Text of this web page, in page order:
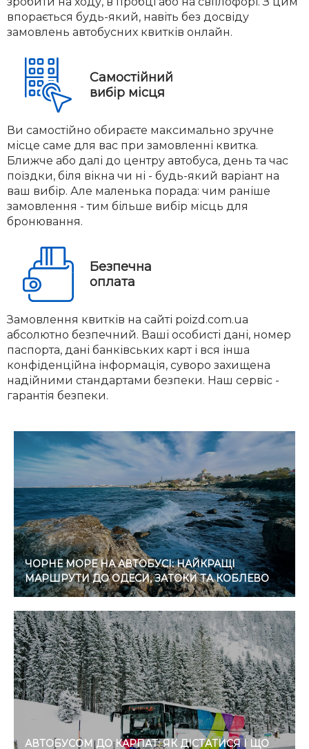
впорається будь-який, навіть без досвіду
замовлень автобусних квитків онлайн.
Самостійний
вибір місця
Ви самостійно обираєте максимально зручне
місце саме для вас при замовленні квитка.
Ближче або далі до центру автобуса, день та час
поїздки, біля вікна чи ні - будь-який варіант на
ваш вибір. Але маленька порада: чим раніше
замовлення - тим більше вибір місць для
бронювання.
Безпечна
оплата
Замовлення квитків на сайті poizd.com.ua
абсолютно безпечний. Ваші особисті дані, номер
паспорта, дані банківських карт і вся інша
конфіденційна інформація, суворо захищена
надійними стандартами безпеки. Наш сервіс -
гарантія безпеки.
ЧОРНЕ МОРЕ НА АВТОБУСІ: НАЙКРАЩІ
МАРШРУТИ ДО ОДЕСИ, ЗАТОКИ ТА КОБЛЕВО
АВТОБУСОМ ДО КАРПАТ: ЯК ДІСТАТИСЯ І ЩО